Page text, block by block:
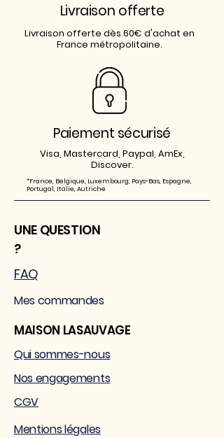
Livraison offerte
Livraison offerte dès 60€ d'achat en
France métropolitaine.
Paiement sécurisé
Visa, Mastercard, Paypal, AmEx,
Discover.
*France, Belgique, Luxembourg, Pays-Bas, Espagne,
Portugal, Italie, Autriche
UNE QUESTION
?
FAQ
Mes commandes
MAISON LASAUVAGE
Qui sommes-nous
Nos engagements
CGV
Mentions légales